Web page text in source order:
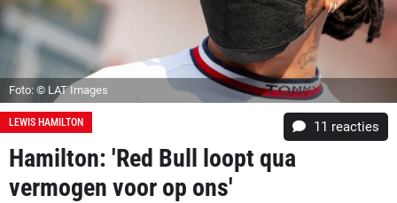
Foto: © LAT Images
LEWIS HAMILTON 11 reacties
Hamilton: 'Red Bull loopt qua
vermogen voor op ons'